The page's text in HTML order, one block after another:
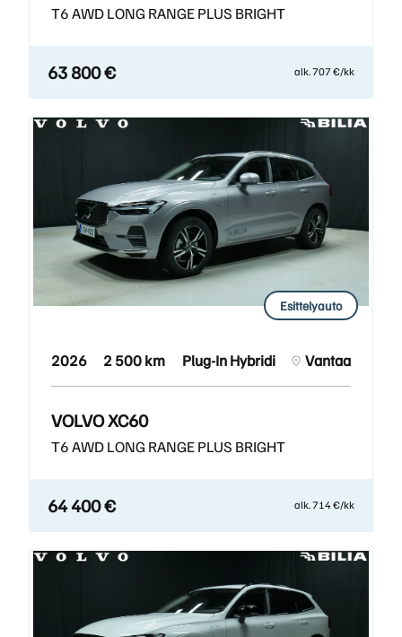
T6 AWD LONG RANGE PLUS BRIGHT
63 800 € alk. 707 €/kk
Esittelyauto
2026 2 500 km Plug-In Hybridi Vantaa
VOLVO XC60
T6 AWD LONG RANGE PLUS BRIGHT
64 400 € alk. 714 €/kk